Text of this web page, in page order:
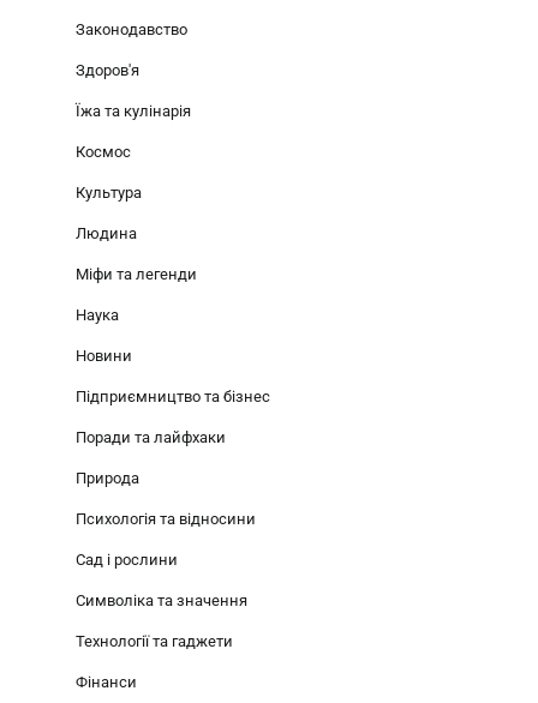
Законодавство
Здоров'я
Їжа та кулінарія
Космос
Культура
Людина
Міфи та легенди
Наука
Новини
Підприємництво та бізнес
Поради та лайфхаки
Природа
Психологія та відносини
Сад і рослини
Символіка та значення
Технології та гаджети
Фінанси